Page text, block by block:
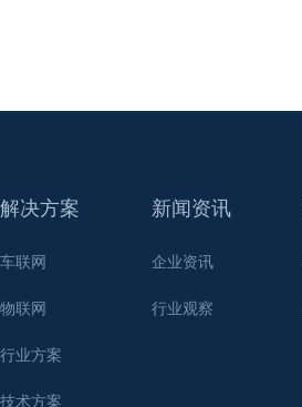
解决方案
车联网
物联网
行业方案
技术方案
新闻资讯
企业资讯
行业观察